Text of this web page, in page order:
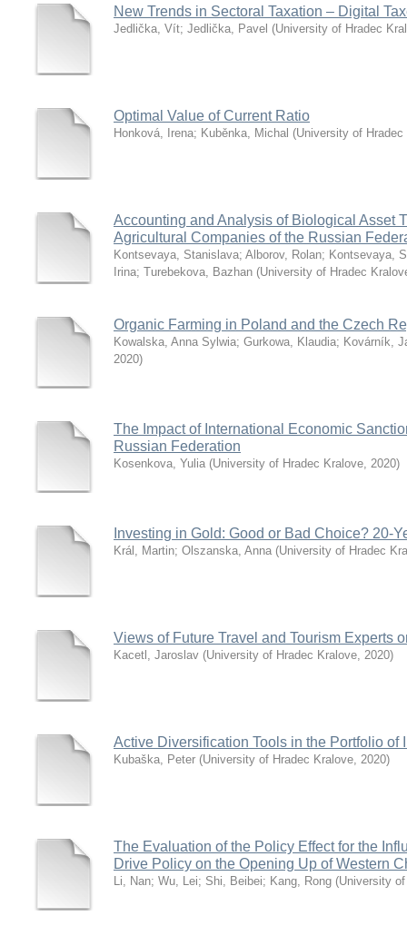
New Trends in Sectoral Taxation – Digital
Jedlička, Vít; Jedlička, Pavel (University of Hradec
Optimal Value of Current Ratio
Honková, Irena; Kuběnka, Michal (University of Hradec
Accounting and Analysis of Biological Asset
Agricultural Companies of the Russian
Kontsevaya, Stanislava; Alborov, Rolan; Kontsevaya,
Irina; Turebekova, Bazhan (University of Hradec
Organic Farming in Poland and the Czech
Kowalska, Anna Sylwia; Gurkowa, Klaudia; Kovárník,
2020)
The Impact of International Economic
Russian Federation
Kosenkova, Yulia (University of Hradec Kralove, 2020)
Investing in Gold: Good or Bad Choice? 20-
Král, Martin; Olszanska, Anna (University of Hradec
Views of Future Travel and Tourism Experts
Kacetl, Jaroslav (University of Hradec Kralove, 2020)
Active Diversification Tools in the Portfolio of
Kubaška, Peter (University of Hradec Kralove, 2020)
The Evaluation of the Policy Effect for the
Drive Policy on the Opening Up of Western
Li, Nan; Wu, Lei; Shi, Beibei; Kang, Rong (University